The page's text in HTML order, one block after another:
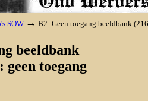
SOW → B2: Geen toegang beeldbank
beeldbank
geen toegang